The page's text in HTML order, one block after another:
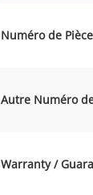
Numéro de
Autre Numéro
Warranty /